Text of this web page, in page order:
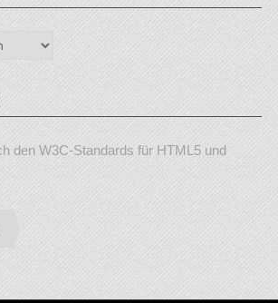
den W3C-Standards für HTML5 und